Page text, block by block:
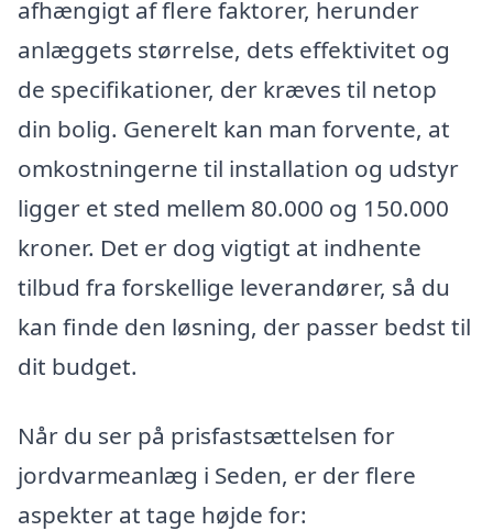
afhængigt af flere faktorer, herunder
anlæggets størrelse, dets effektivitet og
de specifikationer, der kræves til netop
din bolig. Generelt kan man forvente, at
omkostningerne til installation og udstyr
ligger et sted mellem 80.000 og 150.000
kroner. Det er dog vigtigt at indhente
tilbud fra forskellige leverandører, så du
kan finde den løsning, der passer bedst til
dit budget.
Når du ser på prisfastsættelsen for
jordvarmeanlæg i Seden, er der flere
aspekter at tage højde for: